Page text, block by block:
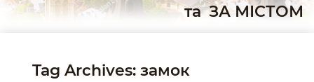
таЗА МІСТОМ
Tag Archives: замок